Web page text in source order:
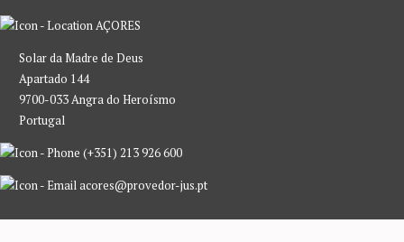
AÇORES
Solar da Madre de Deus
Apartado 144
9700-033 Angra do Heroísmo
Portugal
(+351) 213 926 600
acores@provedor-jus.pt